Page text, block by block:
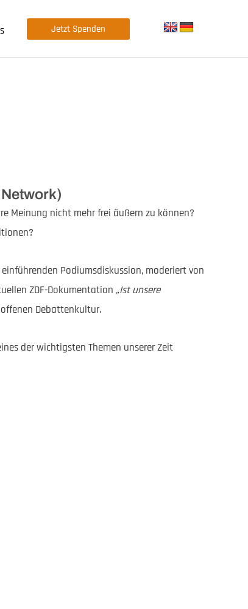
Jetzt Spenden
Meinung nicht mehr frei äußern zu können?
Podiumsdiskussion, moderiert von
ZDF-Dokumentation „Ist unsere
Debattenkultur.
der wichtigsten Themen unserer Zeit